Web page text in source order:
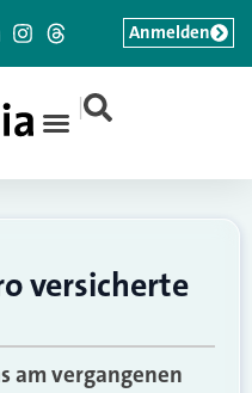
|
Anmelden
versicherte
am vergangenen